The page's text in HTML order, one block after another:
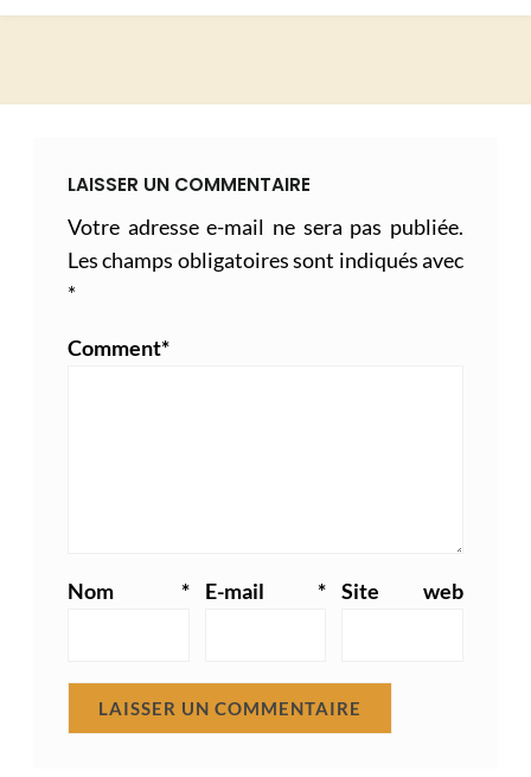
LAISSER UN COMMENTAIRE
Votre adresse e-mail ne sera pas publiée.
Les champs obligatoires sont indiqués avec
*
Comment*
Nom * E-mail* Site web